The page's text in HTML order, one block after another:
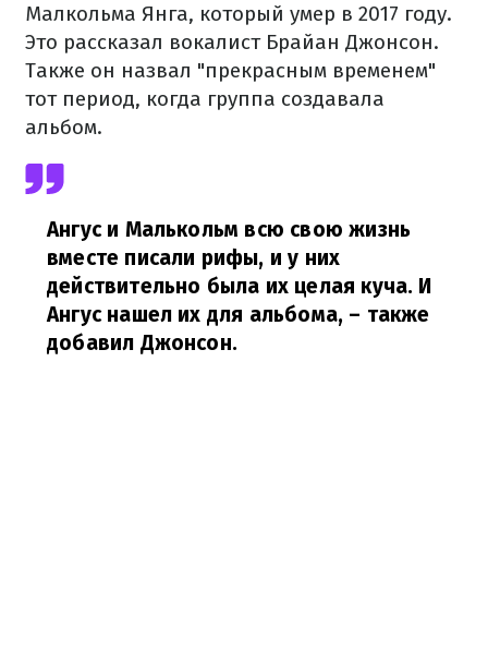
Малкольма Янга, который умер в 2017 году.
Это рассказал вокалист Брайан Джонсон.
Также он назвал "прекрасным временем"
тот период, когда группа создавала
альбом.
Ангус и Малькольм всю свою жизнь
вместе писали рифы, и у них
действительно была их целая куча. И
Ангус нашел их для альбома, – также
добавил Джонсон.